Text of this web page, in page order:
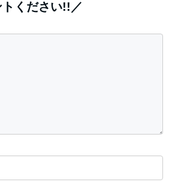
ください!!／